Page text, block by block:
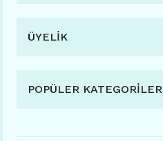
ÜYELİK
POPÜLER KATEGORİLER